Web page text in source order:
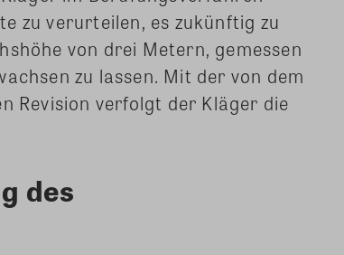
zu verurteilen, es zukünftig zu
von drei Metern, gemessen
zu lassen. Mit der von dem
Revision verfolgt der Kläger die
des